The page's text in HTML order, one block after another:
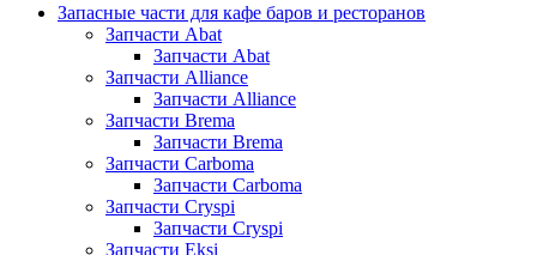
Запасные части для кафе баров и ресторанов
Запчасти Abat
Запчасти Abat
Запчасти Alliance
Запчасти Alliance
Запчасти Brema
Запчасти Brema
Запчасти Carboma
Запчасти Carboma
Запчасти Cryspi
Запчасти Cryspi
Запчасти Eksi